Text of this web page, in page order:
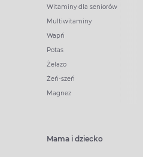
Witaminy dla seniorów
Multiwitaminy
Wapń
Potas
Żelazo
Żeń-szeń
Magnez
Mama i dziecko